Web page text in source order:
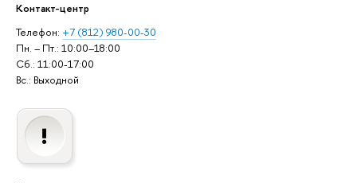
Контакт-центр
Телефон: +7 (812) 980-00-30
Пн. – Пт.: 10:00–18:00
Сб.: 11:00-17:00
Вс.: Выходной